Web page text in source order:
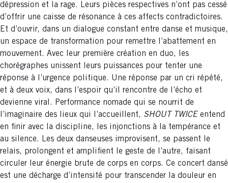
dépression et la rage. Leurs pièces respectives n’ont pas cessé
d’offrir une caisse de résonance à ces affects contradictoires.
Et d’ouvrir, dans un dialogue constant entre danse et musique,
un espace de transformation pour remettre l’abattement en
mouvement. Avec leur première création en duo, les
chorégraphes unissent leurs puissances pour tenter une
réponse à l’urgence politique. Une réponse par un cri répété,
et à deux voix, dans l’espoir qu’il rencontre de l’écho et
devienne viral. Performance nomade qui se nourrit de
l’imaginaire des lieux qui l’accueillent, SHOUT TWICE entend
en finir avec la discipline, les injonctions à la tempérance et
au silence. Les deux danseuses improvisent, se passent le
relais, prolongent et amplifient le geste de l’autre, faisant
circuler leur énergie brute de corps en corps. Ce concert dansé
est une décharge d’intensité pour transcender la douleur en